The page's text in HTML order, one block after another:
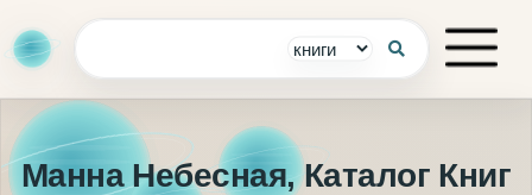
Манна Небесная, Каталог Книг